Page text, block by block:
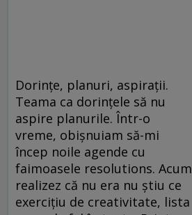
Dorințe, planuri, aspirații.
Teama ca dorințele să nu
aspire planurile. Într-o
vreme, obișnuiam să-mi
încep noile agende cu
faimoasele resolutions. Acum
realizez că nu era nu ştiu ce
exerciţiu de creativitate, lista